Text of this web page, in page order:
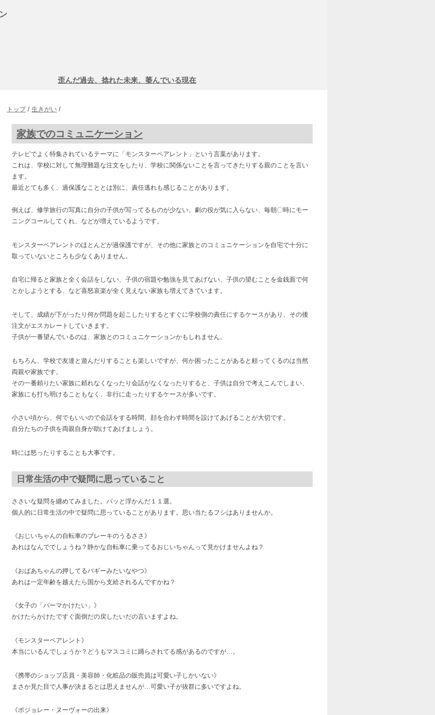
歪んだ過去、捻れた未来、萎んでいる現在
トップ/ 生きがい /
家族でのコミュニケーション
テレビでよく特集されているテーマに「モンスターペアレント」という言葉があります。
これは、学校に対して無理難題な注文をしたり、学校に関係ないことを言ってきたりする親のことを言い
ます。
最近とても多く、過保護なこととは別に、責任逃れも感じることがあります。
例えば、修学旅行の写真に自分の子供が写ってるものが少ない、劇の役が気に入らない、毎朝〇時にモー
ニングコールしてくれ、などが増えているようです。
モンスターペアレントのほとんどが過保護ですが、その他に家族とのコミュニケーションを自宅で十分に
取っていないところも少なくありません。
自宅に帰ると家族と全く会話をしない、子供の宿題や勉強を見てあげない、子供の望むことを金銭面で何
とかしようとする、など喜怒哀楽が全く見えない家族も増えてきています。
そして、成績が下がったり何か問題を起こしたりするとすぐに学校側の責任にするケースがあり、その後
注文がエスカレートしていきます。
子供が一番望んでいるのは、家族とのコミュニケーションかもしれません。
もちろん、学校で友達と遊んだりすることも楽しいですが、何か困ったことがあると頼ってくるのは当然
両親や家族です。
その一番頼りたい家族に頼れなくなったり会話がなくなったりすると、子供は自分で考えこんでしまい、
家族にも打ち明けることもなく、非行に走ったりするケースが多いです。
小さい頃から、何でもいいので会話をする時間、顔を合わす時間を設けてあげることが大切です。
自分たちの子供を両親自身が助けてあげましょう。
時には怒ったりすることも大事です。
日常生活の中で疑問に思っていること
ささいな疑問を纏めてみました。パッと浮かんだ１１選。
個人的に日常生活の中で疑問に思っていることがあります。思い当たるフシはありませんか。
《おじいちゃんの自転車のブレーキのうるささ》
あれはなんででしょうね？静かな自転車に乗ってるおじいちゃんって見かけませんよね？
《おばあちゃんの押してるバギーみたいなやつ》
あれは一定年齢を越えたら国から支給されるんですかね？
《女子の「パーマかけたい」》
かけたらかけたですぐ面倒だの戻したいだの言いますよね。
《モンスターペアレント》
本当にいるんでしょうか？どうもマスコミに踊らされてる感があるのですが…。
《携帯のショップ店員・美容師・化粧品の販売員は可愛い子しかいない》
まさか見た目で人事が決まるとは思えませんが…可愛い子が抜群に多いですよね。
《ボジョレー・ヌーヴォーの出来》